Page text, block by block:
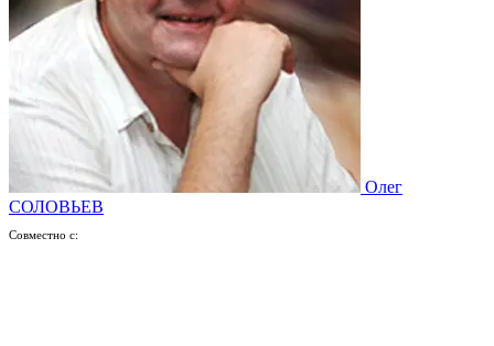
Олег
СОЛОВЬЕВ
Совместно с: